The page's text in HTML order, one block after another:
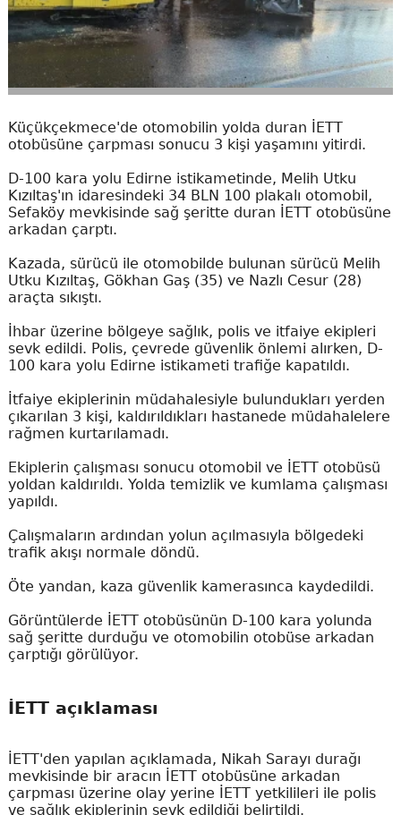
Küçükçekmece'de otomobilin yolda duran İETT
otobüsüne çarpması sonucu 3 kişi yaşamını yitirdi.
D-100 kara yolu Edirne istikametinde, Melih Utku
Kızıltaş'ın idaresindeki 34 BLN 100 plakalı otomobil,
Sefaköy mevkisinde sağ şeritte duran İETT otobüsüne
arkadan çarptı.
Kazada, sürücü ile otomobilde bulunan sürücü Melih
Utku Kızıltaş, Gökhan Gaş (35) ve Nazlı Cesur (28)
araçta sıkıştı.
İhbar üzerine bölgeye sağlık, polis ve itfaiye ekipleri
sevk edildi. Polis, çevrede güvenlik önlemi alırken, D-
100 kara yolu Edirne istikameti trafiğe kapatıldı.
İtfaiye ekiplerinin müdahalesiyle bulundukları yerden
çıkarılan 3 kişi, kaldırıldıkları hastanede müdahalelere
rağmen kurtarılamadı.
Ekiplerin çalışması sonucu otomobil ve İETT otobüsü
yoldan kaldırıldı. Yolda temizlik ve kumlama çalışması
yapıldı.
Çalışmaların ardından yolun açılmasıyla bölgedeki
trafik akışı normale döndü.
Öte yandan, kaza güvenlik kamerasınca kaydedildi.
Görüntülerde İETT otobüsünün D-100 kara yolunda
sağ şeritte durduğu ve otomobilin otobüse arkadan
çarptığı görülüyor.
İETT açıklaması
İETT'den yapılan açıklamada, Nikah Sarayı durağı
mevkisinde bir aracın İETT otobüsüne arkadan
çarpması üzerine olay yerine İETT yetkilileri ile polis
ve sağlık ekiplerinin sevk edildiği belirtildi.